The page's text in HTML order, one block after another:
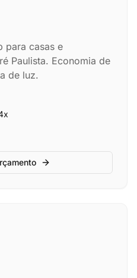
para casas e
Paulista. Economia de
de luz.